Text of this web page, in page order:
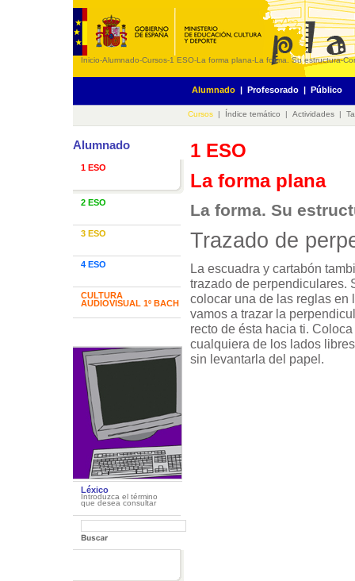
Inicio-Alumnado-Cursos-1 ESO-La forma plana-La forma. Su estructura-
Alumnado | Profesorado | Público
Cursos | Índice temático | Actividades |
Alumnado
1 ESO
2 ESO
3 ESO
4 ESO
CULTURA
AUDIOVISUAL 1º BACH
Léxico
Introduzca el término
que desea consultar
1 ESO
La forma plana
La forma. Su
Trazado de
La escuadra y cartabón
trazado de perpendiculares.
colocar una de las reglas en
vamos a trazar la
recto de ésta hacia ti.
cualquiera de los lados
sin levantarla del papel.